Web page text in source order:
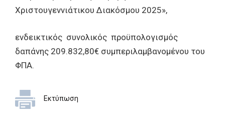
Χριστουγεννιάτικου Διακόσμου 2025»,
ενδεικτικός συνολικός προϋπολογισμός
δαπάνης 209.832,80€ συμπεριλαμβανομένου του
ΦΠΑ.
Εκτύπωση